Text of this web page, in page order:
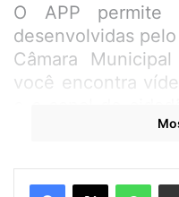
O APP permite
desenvolvidas
Câmara
você encontra
vereador.